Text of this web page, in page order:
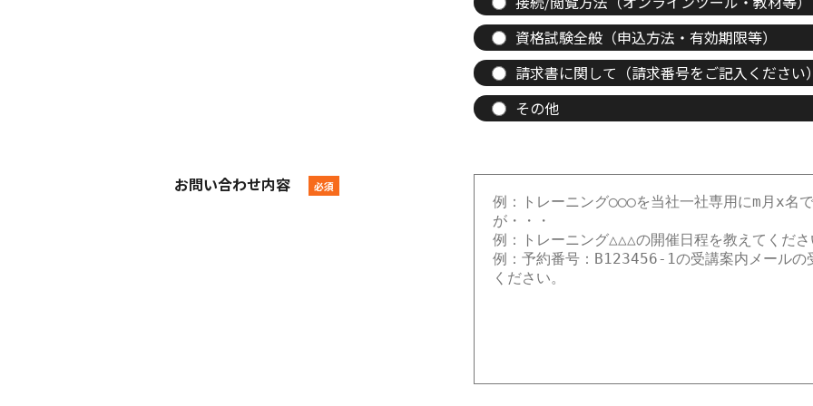
資格試験全般（申込方法・有効期限等）
請求書に関して（請求番号をご記入ください
その他
お問い合わせ内容